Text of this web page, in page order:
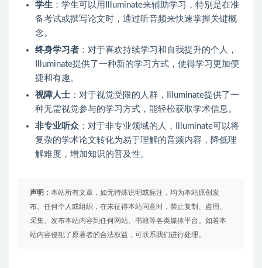
学生 ：学生可以用Illuminate来辅助学习，特别是在准
备考试或撰写论文时，通过听音频来快速掌握关键概
念。
终身学习者 ：对于喜欢持续学习和自我提升的个人，
Illuminate提供了一种新的学习方式，使得学习更加便
捷和有趣。
视障人士 ：对于视觉受限的人群，Illuminate提供了一
种无需视觉参与的学习方式，能轻松获取学术信息。
非专业听众 ：对于非专业领域的人，Illuminate可以将
复杂的学术论文转化为易于理解的音频内容，降低理
解难度，增加知识的普及性。
声明： 本站所有文章，如无特殊说明或标注，均为本站原创发
布。任何个人或组织，在未征得本站同意时，禁止复制、盗用、
采集、发布本站内容到任何网站、书籍等各类媒体平台。如若本
站内容侵犯了原著者的合法权益，可联系我们进行处理。